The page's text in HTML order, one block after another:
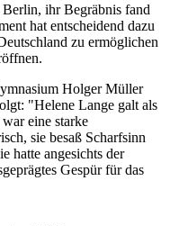
ihr Begräbnis fand
hat entscheidend dazu
zu ermöglichen
Holger Müller
"Helene Lange galt als
eine starke
sie besaß Scharfsinn
hatte angesichts der
Gespür für das